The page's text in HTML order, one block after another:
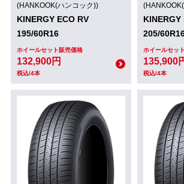
(HANKOOK(ハンコック))
KINERGY ECO RV
195/60R16
ホイールセット販売価格
132,900円
税込/4本
KINERGY
205/
ホイールセッ
135,900
税込/4本